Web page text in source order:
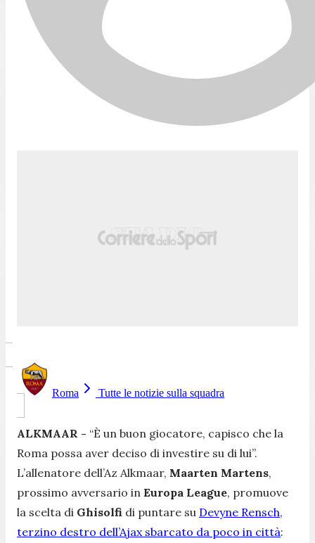
Roma Tutte le notizie sulla squadra
ALKMAAR - “È un buon giocatore, capisco che la
Roma possa aver deciso di investire su di lui”.
L’allenatore dell’Az Alkmaar, Maarten Martens,
prossimo avversario in Europa League, promuove
la scelta di Ghisolfi di puntare su Devyne Rensch,
terzino destro dell’Ajax sbarcato da poco in città: